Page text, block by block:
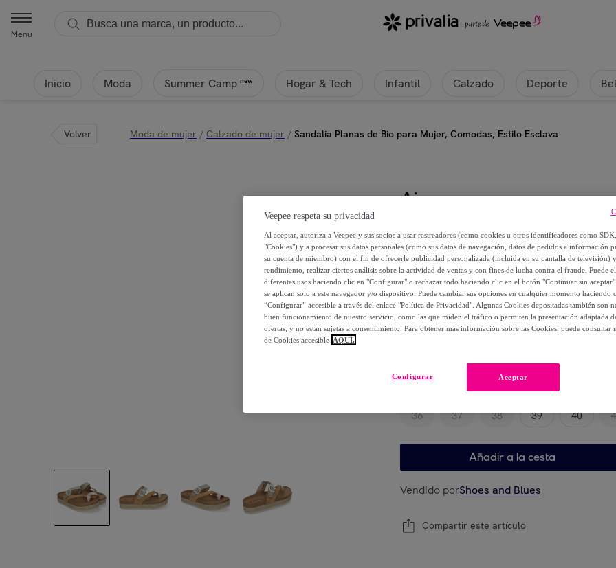
Menu
Inicio Moda Summer Camp new Hogar & Tech Infantil Calzado Deporte
Volver Moda de mujer / Calzado de mujer / Sandalia Planas de Bio para Mujer, Comodas, Estilo Esclava
Ainy
Sandalia Planas de Bio para
27,99 €
55,98 €
%
Elige tu modelo
36 37 38 39 40
Añadir a la cesta
Vendido porShoes and Blues
Compartir este artículo
Veepee respeta su privacidad
Al aceptar, autoriza a Veepee y sus socios a usar rastreadores (como cookies u otros identificadores como
"Cookies") y a procesar sus datos personales (como sus datos de navegación, datos de pedidos e información
su cuenta de miembro) con el fin de ofrecerle publicidad personalizada (incluida en su pantalla de televisión)
rendimiento, realizar ciertos análisis sobre la actividad de ventas y con fines de lucha contra el fraude. Puede
diferentes usos haciendo clic en "Configurar" o rechazar todo haciendo clic en el botón "Continuar sin
se aplican solo a este navegador y/o dispositivo. Puede cambiar sus opciones en cualquier momento haciendo
“Configurar” accesible a través del enlace "Política de Privacidad". Algunas Cookies depositadas también son
buen funcionamiento de nuestro servicio, como las que miden el tráfico o permiten la presentación adaptada
ofertas, y no están sujetas a consentimiento. Para obtener más información sobre las Cookies, puede consultar
de Cookies accesible AQUÍ.
Aceptar
Configurar